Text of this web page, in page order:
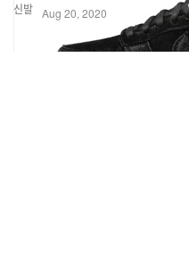
신발 Aug 20, 2020